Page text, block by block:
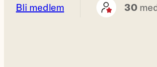
Bli medlem 30